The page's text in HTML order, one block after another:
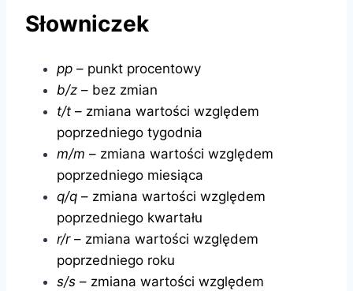
Słowniczek
pp – punkt procentowy
b/z – bez zmian
t/t – zmiana wartości względem
poprzedniego tygodnia
m/m – zmiana wartości względem
poprzedniego miesiąca
q/q – zmiana wartości względem
poprzedniego kwartału
r/r– zmiana wartości względem
poprzedniego roku
s/s – zmiana wartości względem